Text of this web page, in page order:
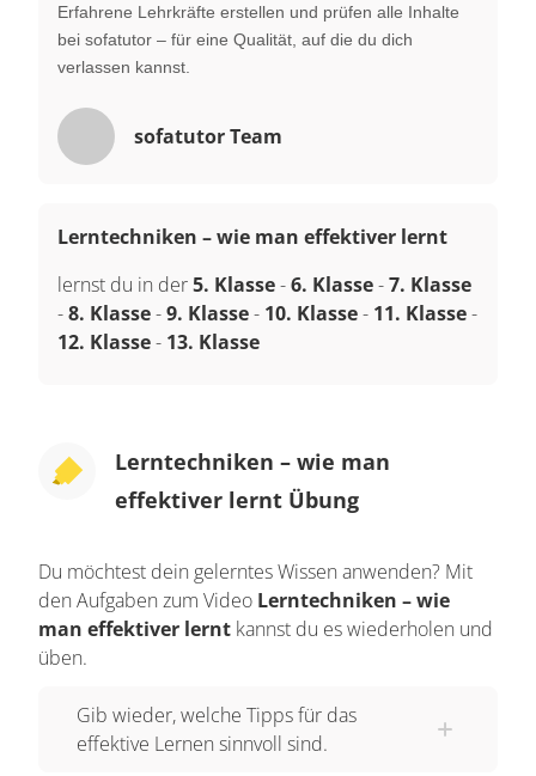
Erfahrene Lehrkräfte erstellen und prüfen alle Inhalte
bei sofatutor – für eine Qualität, auf die du dich
verlassen kannst.
sofatutor Team
Lerntechniken – wie man effektiver lernt
lernst du in der5. Klasse-6. Klasse-7. Klasse
-8. Klasse-9. Klasse- 10. Klasse- 11. Klasse-
12. Klasse- 13. Klasse
Lerntechniken – wie man
effektiver lernt Übung
Du möchtest dein gelerntes Wissen anwenden? Mit
den Aufgaben zum Video Lerntechniken – wie
man effektiver lernt kannst du es wiederholen und
üben.
Gib wieder, welche Tipps für das
effektive Lernen sinnvoll sind.